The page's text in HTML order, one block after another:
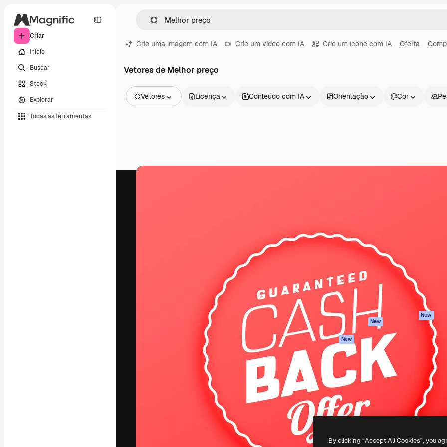
Criar
Início
Buscar
Stock
Explorar
Todas as ferramentas
Crie uma imagem com IA Crie um vídeo com IA Crie um ícone com IA Oferta
Vetores de Melhor preço
Vetores
Vídeos
Licença Conteúdo com IA Orientação Cor
seu melhor trabalho. Mais de 1 milhão de
assinantes entre criativos, empresas,
agências e estúdios.
Spaces
Assistente de IA
Gerador de vídeos
Texto para voz
Conteúdo de stock
MCP para
Claude/ChatGPT
New
Agentes New
API
App móvel
Todas as
ferramentas
Atendimento
Termos e
condições
Política de
privacidade
New
Política de cookies
Central de
confiabilidade
Afiliados
Empresas
Copyright © 2010-2026 Freepik Company S.L.U. Todos os direitos reservados.
By clicking “Accept All Cookies”, you